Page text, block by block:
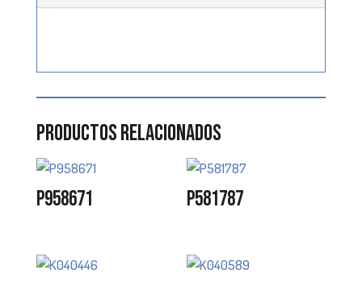
Productos relacionados
P958671 P581787